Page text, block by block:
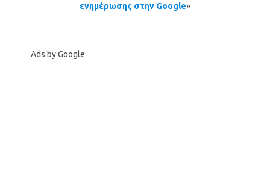
ενημέρωσης στην Google»
Ads by Google